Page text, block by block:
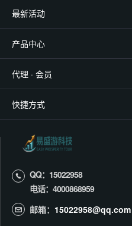
最新活动
产品中心
代理 · 会员
快捷方式
QQ：15022958
电话：4000868959
邮箱： 15022958@qq.com